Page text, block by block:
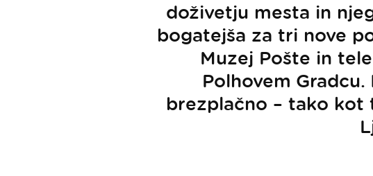
doživetju mesta in
bogatejša za tri nove
Muzej Pošte in
Polhovem
brezplačno – tako